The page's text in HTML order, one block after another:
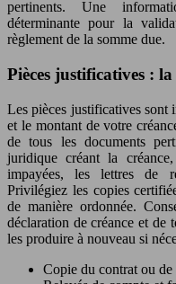
pertinents. Une
déterminante pour la
règlement de la somme due.
Pièces justificatives :
Les pièces justificatives sont
et le montant de votre
de tous les documents
juridique créant la
impayées, les lettres de
Privilégiez les copies
de manière ordonnée.
déclaration de créance et de
les produire à nouveau si
Copie du contrat ou de